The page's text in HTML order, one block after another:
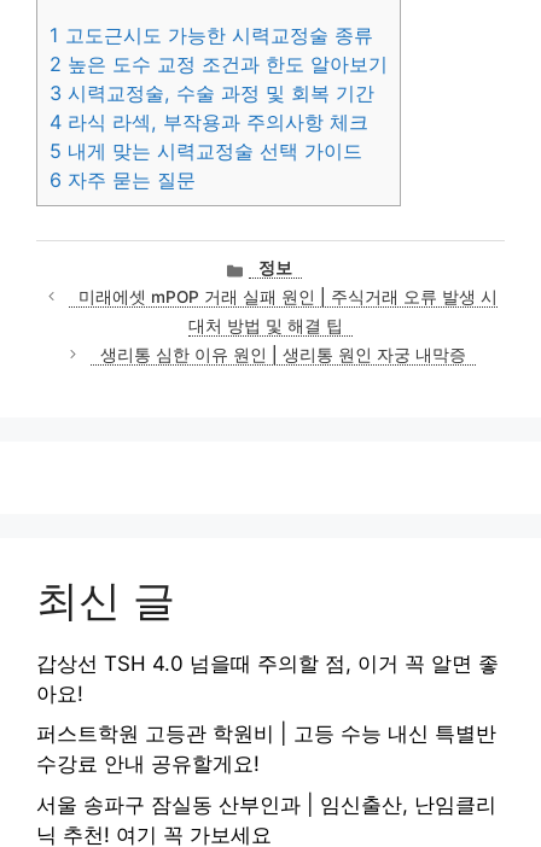
1 고도근시도 가능한 시력교정술 종류
2 높은 도수 교정 조건과 한도 알아보기
3 시력교정술, 수술 과정 및 회복 기간
4 라식 라섹, 부작용과 주의사항 체크
5 내게 맞는 시력교정술 선택 가이드
6 자주 묻는 질문
카
테
고
리
정보
미래에셋 mPOP 거래 실패 원인 | 주식거래 오류 발생 시
대처 방법 및 해결 팁
생리통 심한 이유 원인 | 생리통 원인 자궁 내막증
최신 글
갑상선 TSH 4.0 넘을때 주의할 점, 이거 꼭 알면 좋
아요!
퍼스트학원 고등관 학원비 | 고등 수능 내신 특별반
수강료 안내 공유할게요!
서울 송파구 잠실동 산부인과 | 임신출산, 난임클리
닉 추천! 여기 꼭 가보세요